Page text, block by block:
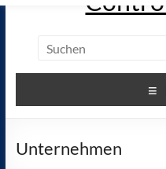
Unternehmen